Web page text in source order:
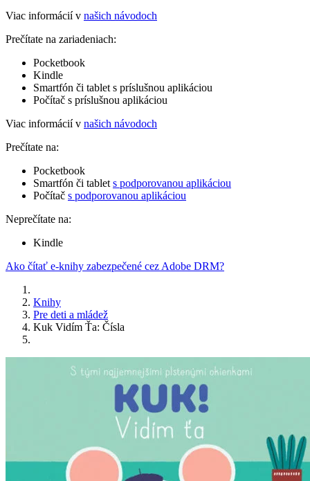
Viac informácií v našich návodoch
Prečítate na zariadeniach:
Pocketbook
Kindle
Smartfón či tablet s príslušnou aplikáciou
Počítač s príslušnou aplikáciou
Viac informácií v našich návodoch
Prečítate na:
Pocketbook
Smartfón či tablet s podporovanou aplikáciou
Počítač s podporovanou aplikáciou
Neprečítate na:
Kindle
Ako čítať e-knihy zabezpečené cez Adobe DRM?
Knihy
Pre deti a mládež
Kuk Vidím Ťa: Čísla